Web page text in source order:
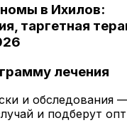
в Ихилов:
таргетная
лечения
и обследования
и подберут